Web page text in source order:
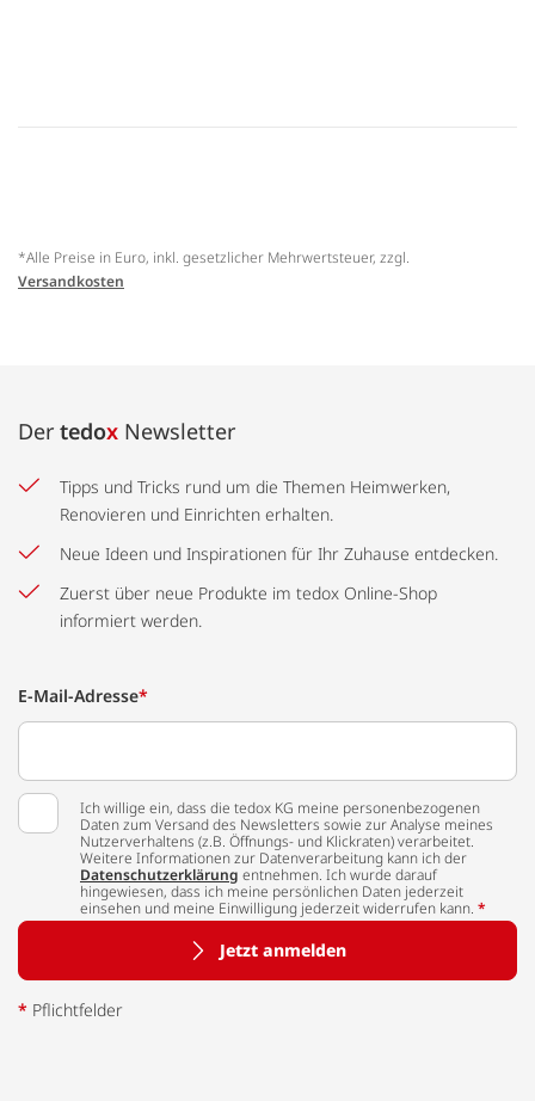
*Alle Preise in Euro, inkl. gesetzlicher Mehrwertsteuer, zzgl.
Versandkosten
Der tedox Newsletter
Tipps und Tricks rund um die Themen Heimwerken,
Renovieren und Einrichten erhalten.
Neue Ideen und Inspirationen für Ihr Zuhause entdecken.
Zuerst über neue Produkte im tedox Online-Shop
informiert werden.
E-Mail-Adresse*
Ich willige ein, dass die tedox KG meine personenbezogenen
Daten zum Versand des Newsletters sowie zur Analyse meines
Nutzerverhaltens (z.B. Öffnungs- und Klickraten) verarbeitet.
Weitere Informationen zur Datenverarbeitung kann ich der
Datenschutzerklärung entnehmen. Ich wurde darauf
hingewiesen, dass ich meine persönlichen Daten jederzeit
einsehen und meine Einwilligung jederzeit widerrufen kann. *
Jetzt anmelden
* Pflichtfelder